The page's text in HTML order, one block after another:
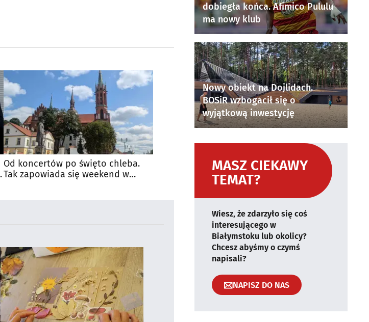
Od koncertów po święto chleba.
Tak zapowiada się weekend w
dobiegła końca. Afimico Pululu
ma nowy klub
Nowy obiekt na Dojlidach.
BOSiR wzbogacił się o
wyjątkową inwestycję
MASZ CIEKAWY
TEMAT?
Wiesz, że zdarzyło się coś
interesującego w
Białymstoku lub okolicy?
Chcesz abyśmy o czymś
napisali?
NAPISZ DO NAS